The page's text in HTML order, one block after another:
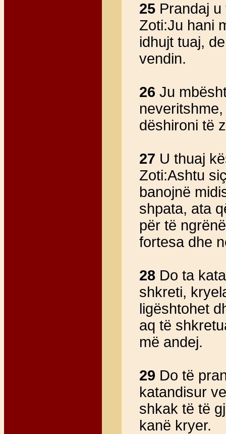
25Prandaj u
Zoti:Ju hani
idhujt tuaj,
vendin.
26 Ju
dëshironi të
27 U thuaj
Zoti:Ashtu
banojnë
shpata, ata
për të
fortesa dhe
28Do ta
shkreti,
ligështohet
aq të
më andej.
29 Do të
katandisur
shkak të të
kanë kryer.